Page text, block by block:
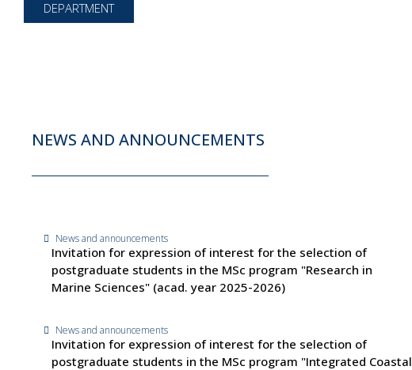
DEPARTMENT
NEWS AND ANNOUNCEMENTS
News and announcements
Invitation for expression of interest for the selection of
postgraduate students in the MSc program "Research in
Marine Sciences" (acad. year 2025-2026)
News and announcements
Invitation for expression of interest for the selection of
postgraduate students in the MSc program "Integrated Coastal